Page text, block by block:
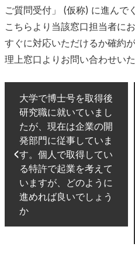
ご質問受付」 (仮称) に進んで
こちらより当該窓口担当者に
すぐに対応いただけるか確約
理上窓口よりお問い合わせい
大学で博士号を取得後
研究職に就いていまし
たが、現在は企業の開
発部門に従事していま
す。個人で取得してい
る特許で起業を考えて
いますが、どのように
進めれば良いでしょう
か